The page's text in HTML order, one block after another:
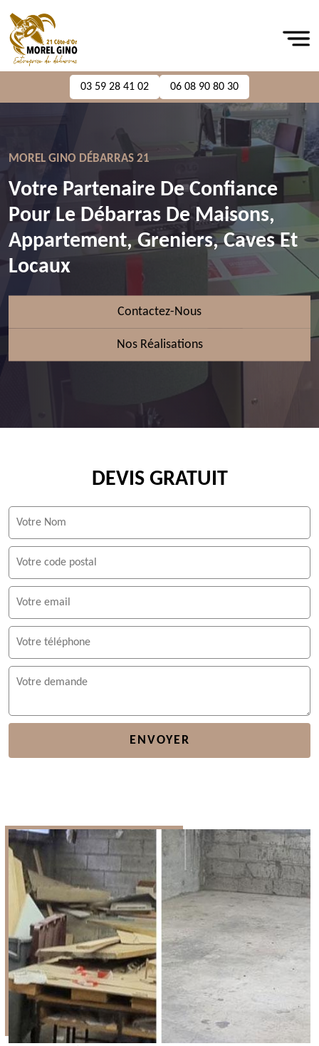
03 59 28 41 02 06 08 90 80 30
MOREL GINO DÉBARRAS 21
Votre Partenaire De Confiance
Pour Le Débarras De Maisons,
Appartement, Greniers, Caves Et
Locaux
Contactez-Nous
Nos Réalisations
DEVIS GRATUIT